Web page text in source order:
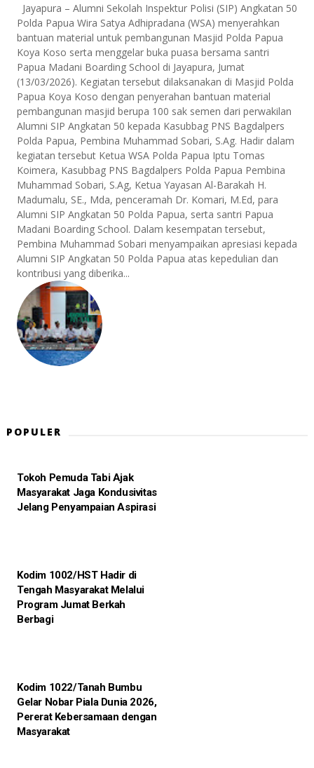
Jayapura – Alumni Sekolah Inspektur Polisi (SIP) Angkatan 50
Polda Papua Wira Satya Adhipradana (WSA) menyerahkan
bantuan material untuk pembangunan Masjid Polda Papua
Koya Koso serta menggelar buka puasa bersama santri
Papua Madani Boarding School di Jayapura, Jumat
(13/03/2026). Kegiatan tersebut dilaksanakan di Masjid Polda
Papua Koya Koso dengan penyerahan bantuan material
pembangunan masjid berupa 100 sak semen dari perwakilan
Alumni SIP Angkatan 50 kepada Kasubbag PNS Bagdalpers
Polda Papua, Pembina Muhammad Sobari, S.Ag. Hadir dalam
kegiatan tersebut Ketua WSA Polda Papua Iptu Tomas
Koimera, Kasubbag PNS Bagdalpers Polda Papua Pembina
Muhammad Sobari, S.Ag, Ketua Yayasan Al-Barakah H.
Madumalu, SE., Mda, penceramah Dr. Komari, M.Ed, para
Alumni SIP Angkatan 50 Polda Papua, serta santri Papua
Madani Boarding School. Dalam kesempatan tersebut,
Pembina Muhammad Sobari menyampaikan apresiasi kepada
Alumni SIP Angkatan 50 Polda Papua atas kepedulian dan
kontribusi yang diberika...
POPULER
Tokoh Pemuda Tabi Ajak
Masyarakat Jaga Kondusivitas
Jelang Penyampaian Aspirasi
Kodim 1002/HST Hadir di
Tengah Masyarakat Melalui
Program Jumat Berkah
Berbagi
Kodim 1022/Tanah Bumbu
Gelar Nobar Piala Dunia 2026,
Pererat Kebersamaan dengan
Masyarakat